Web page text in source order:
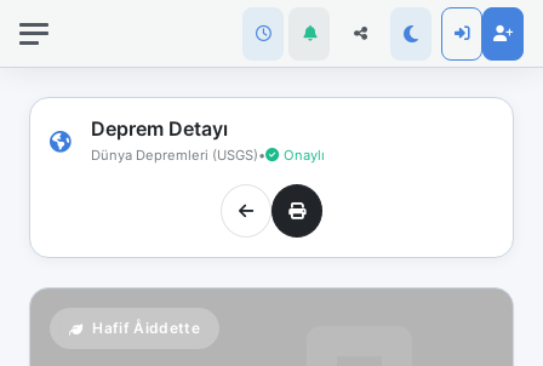
Deprem Detayı
Dünya Depremleri (USGS)• Onaylı
Hafif Åiddette
bağlantınız
koptu!
Çevrimdışı
moddasınız.